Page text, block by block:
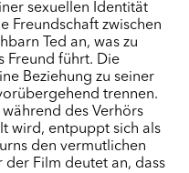
sexuellen Identität
Freundschaft zwischen
Ted an, was zu
Freund führt. Die
Beziehung zu seiner
trennen.
des Verhörs
wird, entpuppt sich als
den vermutlichen
Film deutet an, dass